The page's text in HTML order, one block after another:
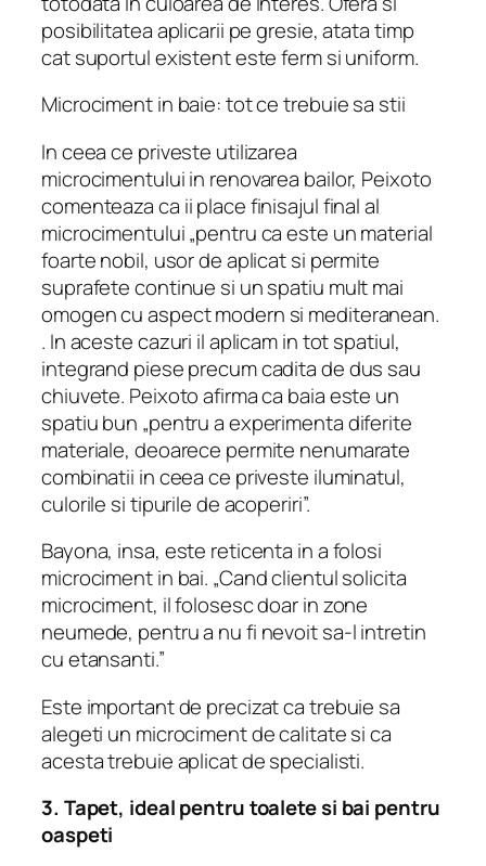
posibilitatea aplicarii pe gresie, atata timp
cat suportul existent este ferm si uniform.
Microciment in baie: tot ce trebuie sa stii
In ceea ce priveste utilizarea
microcimentului in renovarea bailor, Peixoto
comenteaza ca ii place finisajul final al
microcimentului „pentru ca este un material
foarte nobil, usor de aplicat si permite
suprafete continue si un spatiu mult mai
omogen cu aspect modern si mediteranean.
. In aceste cazuri il aplicam in tot spatiul,
integrand piese precum cadita de dus sau
chiuvete. Peixoto afirma ca baia este un
spatiu bun „pentru a experimenta diferite
materiale, deoarece permite nenumarate
combinatii in ceea ce priveste iluminatul,
culorile si tipurile de acoperiri”.
Bayona, insa, este reticenta in a folosi
microciment in bai. „Cand clientul solicita
microciment, il folosesc doar in zone
neumede, pentru a nu fi nevoit sa-l intretin
cu etansanti.”
Este important de precizat ca trebuie sa
alegeti un microciment de calitate si ca
acesta trebuie aplicat de specialisti.
3. Tapet, ideal pentru toalete si bai pentru
oaspeti